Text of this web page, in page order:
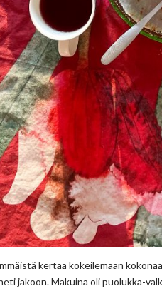
kertaa kokeilemaan
jakoon. Makuina oli puolukka-